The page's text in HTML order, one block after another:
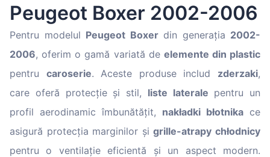
Latvian
Slovenčina
Peugeot Boxer 2002-2006
Pentru modelul Peugeot Boxerdin generația 2002-
2006, oferim o gamă variată de elemente din plastic
pentru caroserie. Aceste produse includ zderzaki,
care oferă protecție și stil, liste laterale pentru un
profil aerodinamic îmbunătățit, nakładki błotnika ce
asigură protecția marginilor șigrille-atrapy chłodnicy
pentru o ventilație eficientă și un aspect modern.